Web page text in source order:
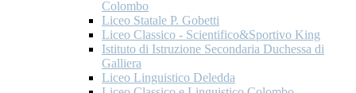
Colombo
Liceo Statale P. Gobetti
Liceo Classico - Scientifico&Sportivo King
Istituto di Istruzione Secondaria Duchessa di
Galliera
Liceo Linguistico Deledda